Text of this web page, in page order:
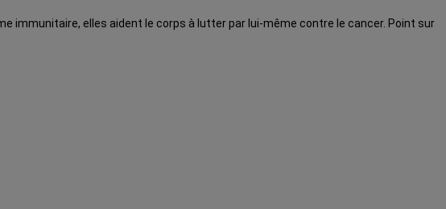
immunitaire, elles aident le corps à lutter par lui-même contre le cancer. Point sur